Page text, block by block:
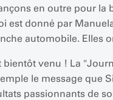
en outre pour
donné par
automobile. Elles
venu ! La
le message que
passionnants de